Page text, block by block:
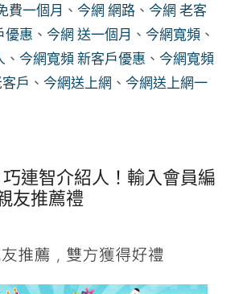
費一個月 、 今網 網路 、 今網 老客
優惠 、 今網 送一個月 、 今網寬頻 、
、 今網寬頻 新客戶優惠 、 今網寬頻
戶 、 今網送上網 、 今網送上網一
連智介紹人！輸入會員編
友推薦禮